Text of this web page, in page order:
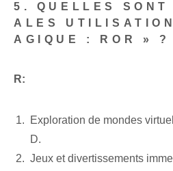
5. QUELLES SONT
ALES
AGIQUE : ROR » ?
R:
Exploration de mondes
D.
Jeux et divertissements